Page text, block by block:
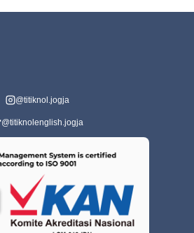
@titiknol.jogja
@titiknolenglish.jogja